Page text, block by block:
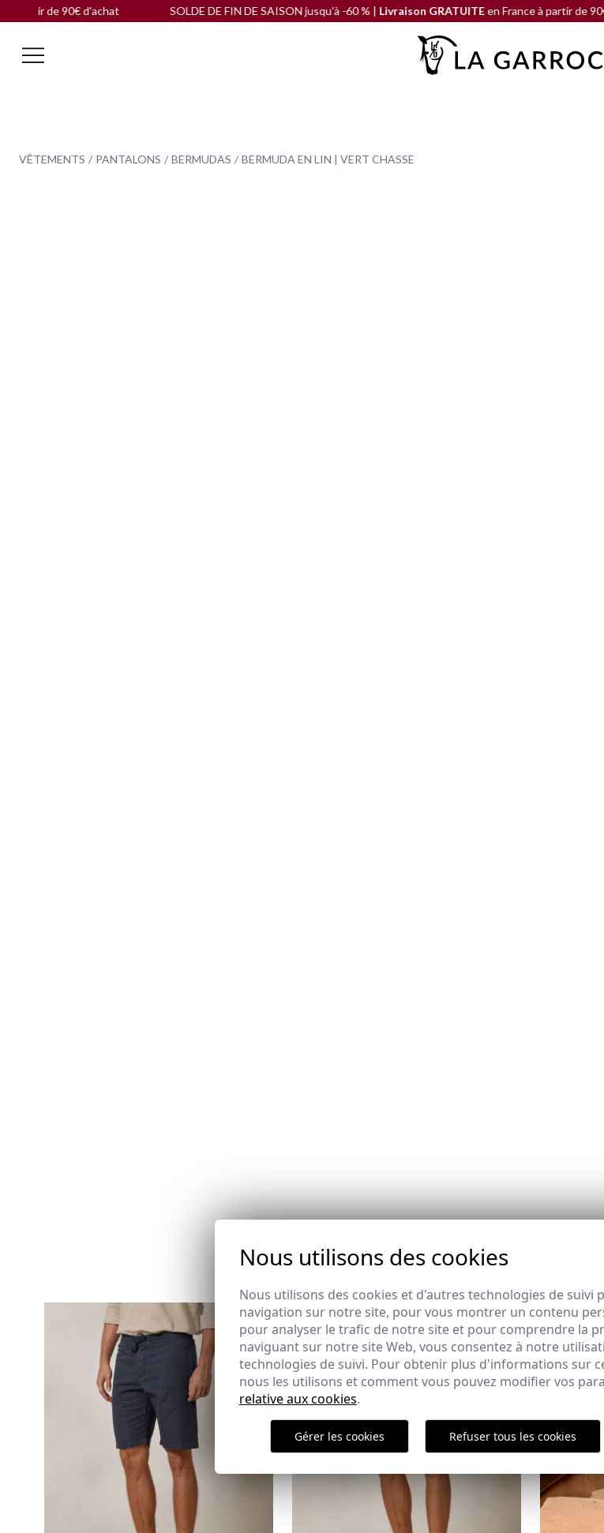
90€ d'achat SOLDE DE FIN DE SAISON jusqu'à -60 % |Livraison GRATUITEen France à partir de 90€ d'achat
VÊTEMENTS PANTALONS BERMUDAS BERMUDA EN LIN | VERT CHASSE
COMPLÉTEZ VOTRE
Nous utilisons des cookies
Nous utilisons des cookies et d'autres technologies de suivi
navigation sur notre site, pour vous montrer un contenu
pour analyser le trafic de notre site et pour comprendre la
naviguant sur notre site Web, vous consentez à notre
technologies de suivi. Pour obtenir plus d'informations sur
nous les utilisons et comment vous pouvez modifier vos
relative aux cookies.
Gérer les cookies Refuser tous les cookies